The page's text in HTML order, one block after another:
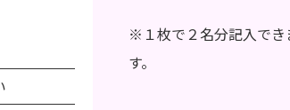
※１枚で２名分記入で
す。